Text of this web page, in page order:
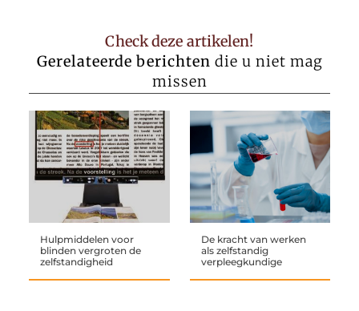
Check deze artikelen!
Gerelateerde berichten die u niet mag
missen
Hulpmiddelen voor
blinden vergroten de
zelfstandigheid
De kracht van werken
als zelfstandig
verpleegkundige